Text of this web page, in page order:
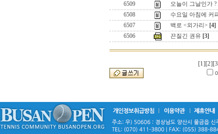
6509
오늘이 그날인가 ?
6508
수요일 아침에 커
6507
백로 <외가리> [4]
6506
끈질긴 권유 [3]
[1][2]